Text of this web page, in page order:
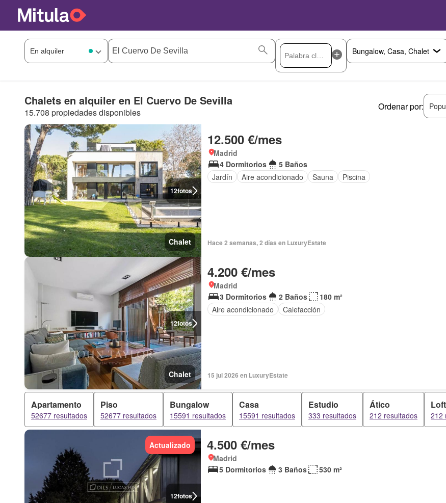
Chalets en alquiler en El Cuervo De Sevilla
15.708 propiedades disponibles
Ordenar por:
12fotos
Chalet
12.500 €/mes
Madrid
4 Dormitorios
5 Baños
Jardín
Aire acondicionado Sauna Piscina
Hace 2 semanas, 2 días en LuxuryEstate
12fotos
Chalet
4.200 €/mes
Madrid
3 Dormitorios
2 Baños
180 m²
Aire acondicionado
Calefacción
15 jul 2026 en LuxuryEstate
Apartamento
52677 resultados
Piso
52677 resultados
Bungalow
15591 resultados
Casa
15591 resultados
Estudio
333 resultados
Ático
212 resultados
Loft
212
12fotos
Actualizado 4.500 €/mes
Madrid
5 Dormitorios
3 Baños 530 m²